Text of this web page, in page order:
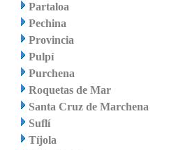
Partaloa
Pechina
Provincia
Pulpí
Purchena
Roquetas de Mar
Santa Cruz de Marchena
Suflí
Tíjola